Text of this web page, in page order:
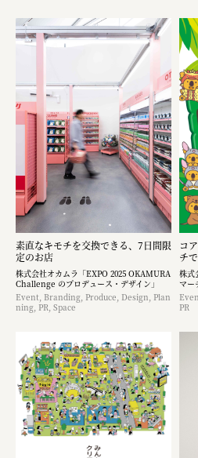
素直なキモチを交換できる、7日間限
定のお店
株式会社オカムラ「EXPO 2025 OKAMURA
Challenge のプロデュース・デザイン」
Event, Branding, Produce, Design, Plan
ning, PR, Space
コ
チで
株式
マー
PR